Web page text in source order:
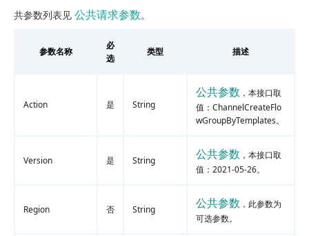
共参数列表见 公共请求参数。
参数名称
必
选
类型 描述
Action 是 String
公共参数 ，本接口取
值：ChannelCreateFlo
wGroupByTemplates。
Version 是 String 公共参数 ，本接口取
值：2021-05-26。
Region 否 String 公共参数 ，此参数为
可选参数。